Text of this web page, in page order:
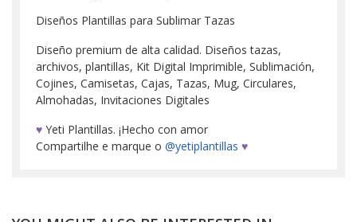
Diseños Plantillas para Sublimar Tazas
Diseño premium de alta calidad. Diseños tazas,
archivos, plantillas, Kit Digital Imprimible, Sublimación,
Cojines, Camisetas, Cajas, Tazas, Mug, Circulares,
Almohadas, Invitaciones Digitales
♥ Yeti Plantillas. ¡Hecho con amor
Compartilhe e marque o @yetiplantillas ♥